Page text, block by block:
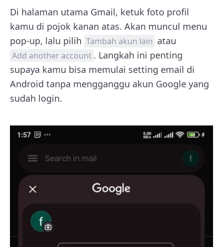
Di halaman utama Gmail, ketuk foto profil
kamu di pojok kanan atas. Akan muncul menu
pop-up, lalu pilih Tambah akun lain atau
Add another account . Langkah ini penting
supaya kamu bisa memulai setting email di
Android tanpa mengganggu akun Google yang
sudah login.